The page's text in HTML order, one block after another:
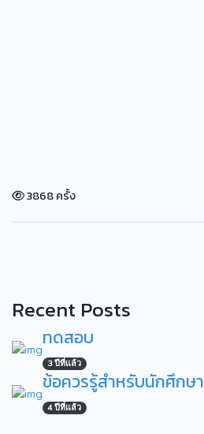
3868 ครั้ง
Recent Posts
ทดสอบ
3 ปีที่แล้ว
ข้อควรรู้สำหรับนักศึกษา
4 ปีที่แล้ว